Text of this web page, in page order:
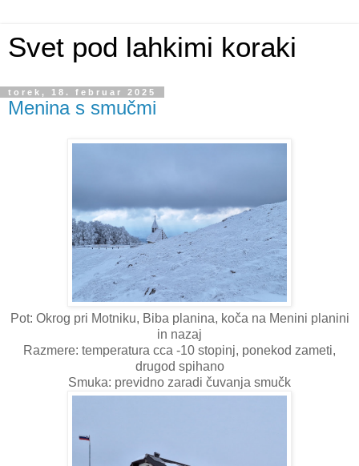
Svet pod lahkimi koraki
torek, 18. februar 2025
Menina s smučmi
Pot: Okrog pri Motniku, Biba planina, koča na Menini planini
in nazaj
Razmere: temperatura cca -10 stopinj, ponekod zameti,
drugod spihano
Smuka: previdno zaradi čuvanja smučk